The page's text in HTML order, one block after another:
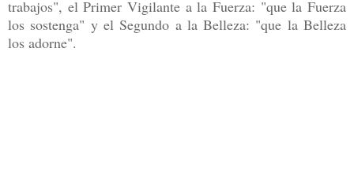
trabajos", el Primer Vigilante a la Fuerza: "que la Fuerza
los sostenga" y el Segundo a la Belleza: "que la Belleza
los adorne".